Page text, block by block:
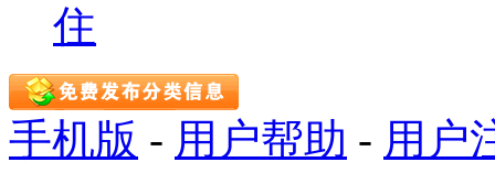
住
手机版 - 用户帮助 - 用户